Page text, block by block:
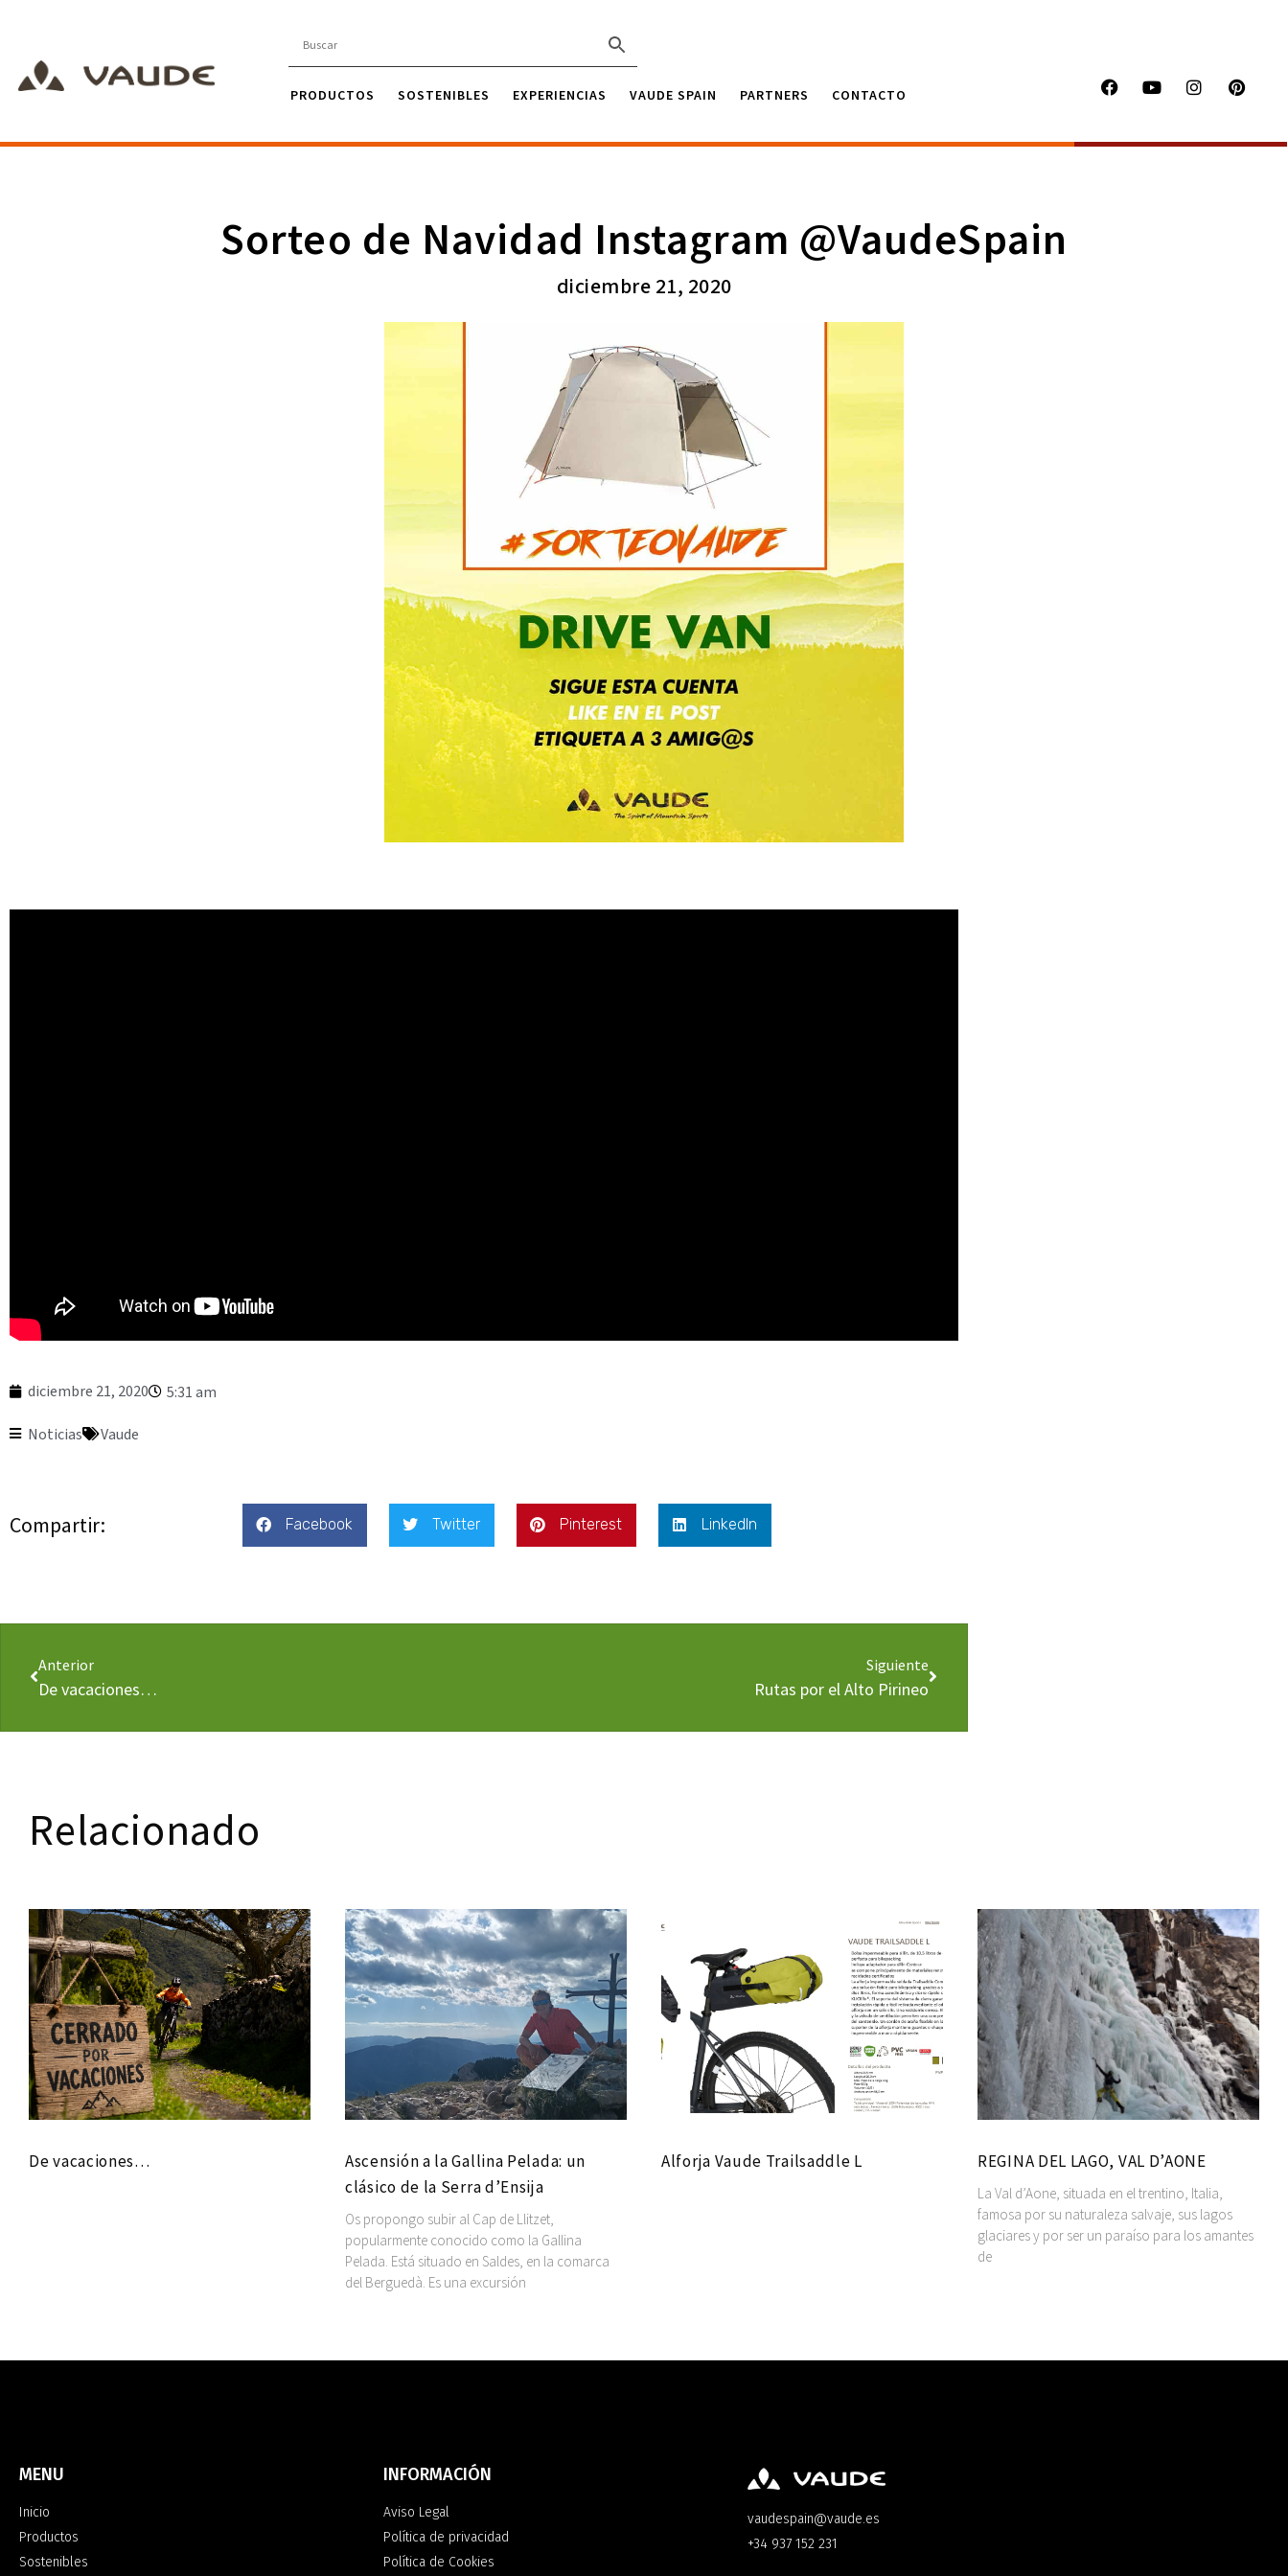
PRODUCTOS SOSTENIBLES EXPERIENCIAS VAUDE SPAIN PARTNERS CONTACTO
Sorteo de Navidad Instagram @VaudeSpain
diciembre 21, 2020
diciembre 21, 2020 5:31 am
Noticias Vaude
Compartir: Facebook Twitter Pinterest LinkedIn
Anterior
De vacaciones…
Siguiente
Rutas por el Alto Pirineo
Relacionado
De vacaciones…
Ascensión a la Gallina Pelada: un
clásico de la Serra d’Ensija
Os propongo subir al Cap de Llitzet,
popularmente conocido como la Gallina
Pelada. Está situado en Saldes, en la comarca
del Berguedà. Es una excursión
Alforja Vaude Trailsaddle L REGINA DEL LAGO, VAL D’AONE
La Val d’Aone, situada en el trentino, Italia,
famosa por su naturaleza salvaje, sus lagos
glaciares y por ser un paraíso para los amantes
de
MENU
Inicio
Productos
Sostenibles
INFORMACIÓN
Aviso Legal
Política de privacidad
Política de Cookies
vaudespain@vaude.es
+34 937 152 231